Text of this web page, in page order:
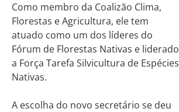
Como membro da Coalizão Clima,
Florestas e Agricultura, ele tem
atuado como um dos líderes do
Fórum de Florestas Nativas e liderado
a Força Tarefa Silvicultura de Espécies
Nativas.
A escolha do novo secretário se deu